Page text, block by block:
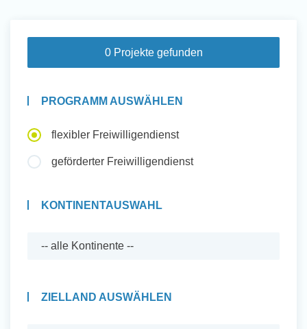
Auslandserfahrung Sammeln
und Sozial Engagieren
Initiativbewerbung
0 Projekte gefunden
PROGRAMM AUSWÄHLEN
flexibler Freiwilligendienst
geförderter Freiwilligendienst
KONTINENTAUSWAHL
ZIELLAND AUSWÄHLEN